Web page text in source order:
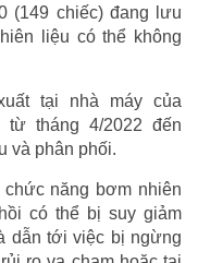
(149 chiếc) đang lưu
liệu có thể không
tại nhà máy của
từ tháng 4/2022 đến
và phân phối.
năng bơm nhiên
có thể bị suy giảm
dẫn tới việc bị ngừng